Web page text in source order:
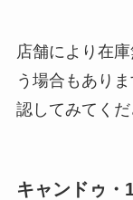
店舗により在
う場合もあり
認してみてくだ
キャンドゥ・